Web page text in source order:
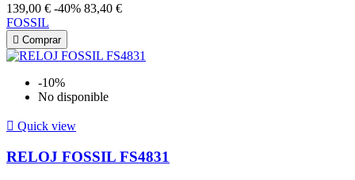
139,00 € -40% 83,40 €
FOSSIL
 Comprar
-10%
No disponible
 Quick view
RELOJ FOSSIL FS4831